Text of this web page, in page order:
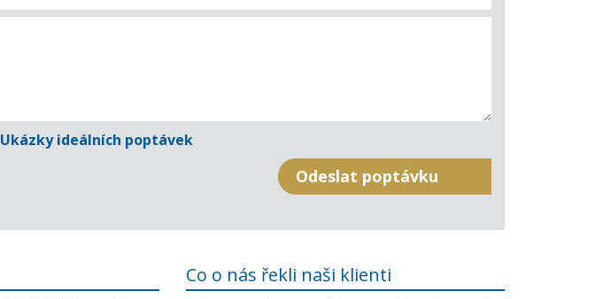
Ukázky ideálních poptávek
Co o nás řekli naši klienti